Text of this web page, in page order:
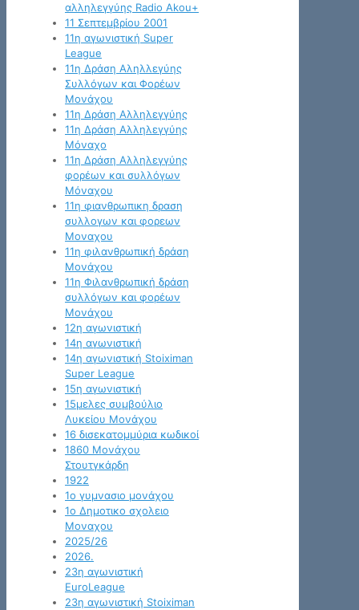
αλληλεγγύης Radio Akou+
11 Σεπτεμβρίου 2001
11η αγωνιστική Super
League
11η Δράση Αληλλεγύης
Συλλόγων και Φορέων
Μονάχου
11η Δράση Αλληλεγγύης
11η Δράση Αλληλεγγύης
Μόναχο
11η Δράση Αλληλεγγύης
φορέων και συλλόγων
Μόναχου
11η φιανθρωπικη δραση
συλλογων και φορεων
Μοναχου
11η φιλανθρωπική δράση
Μονάχου
11η Φιλανθρωπική δράση
συλλόγων και φορέων
Μονάχου
12η αγωνιστική
14η αγωνιστική
14η αγωνιστική Stoiximan
Super League
15η αγωνιστική
15μελες συμβούλιο
Λυκείου Μονάχου
16 δισεκατομμύρια κωδικοί
1860 Μονάχου
Στουτγκάρδη
1922
1ο γυμνασιο μονάχου
1ο Δημοτικο σχολειο
Μοναχου
2025/26
2026.
23η αγωνιστική
EuroLeague
23η αγωνιστική Stoiximan